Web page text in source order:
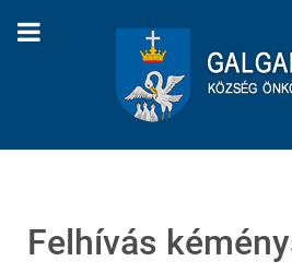
Felhívás